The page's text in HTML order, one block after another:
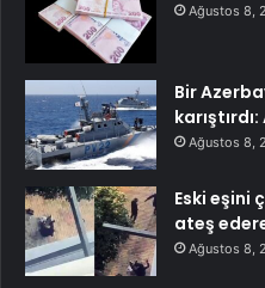
Ağustos 8,
Bir
Ağustos 8,
Eski eşini
ateş
Ağustos 8,